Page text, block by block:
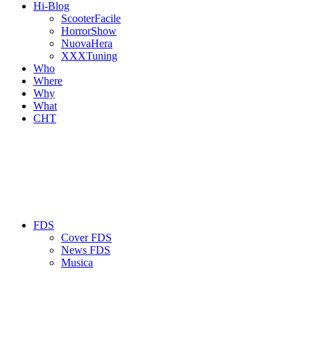
Hi-Blog
ScooterFacile
HorrorShow
NuovaHera
XXXTuning
Who
Where
Why
What
CHT
FDS
Cover FDS
News FDS
Musica